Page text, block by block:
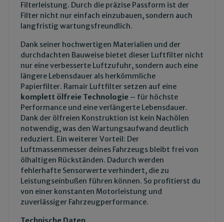
Filterleistung. Durch die präzise Passform ist der
Filter nicht nur einfach einzubauen, sondern auch
langfristig wartungsfreundlich.
Dank seiner hochwertigen Materialien und der
durchdachten Bauweise bietet dieser Luftfilter nicht
nur eine verbesserte Luftzufuhr, sondern auch eine
längere Lebensdauer als herkömmliche
Papierfilter. Ramair Luftfilter setzen auf eine
komplett ölfreie Technologie – für höchste
Performance und eine verlängerte Lebensdauer.
Dank der ölfreien Konstruktion ist kein Nachölen
notwendig, was den Wartungsaufwand deutlich
reduziert. Ein weiterer Vorteil: Der
Luftmassenmesser deines Fahrzeugs bleibt frei von
ölhaltigen Rückständen. Dadurch werden
fehlerhafte Sensorwerte verhindert, die zu
Leistungseinbußen führen können. So profitierst du
von einer konstanten Motorleistung und
zuverlässiger Fahrzeugperformance.